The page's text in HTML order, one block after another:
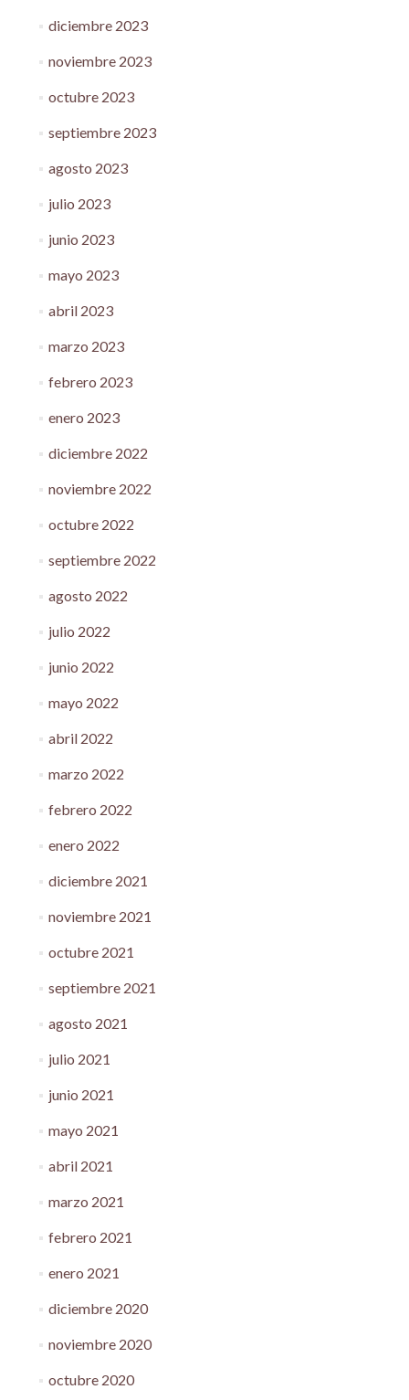
diciembre 2023
noviembre 2023
octubre 2023
septiembre 2023
agosto 2023
julio 2023
junio 2023
mayo 2023
abril 2023
marzo 2023
febrero 2023
enero 2023
diciembre 2022
noviembre 2022
octubre 2022
septiembre 2022
agosto 2022
julio 2022
junio 2022
mayo 2022
abril 2022
marzo 2022
febrero 2022
enero 2022
diciembre 2021
noviembre 2021
octubre 2021
septiembre 2021
agosto 2021
julio 2021
junio 2021
mayo 2021
abril 2021
marzo 2021
febrero 2021
enero 2021
diciembre 2020
noviembre 2020
octubre 2020